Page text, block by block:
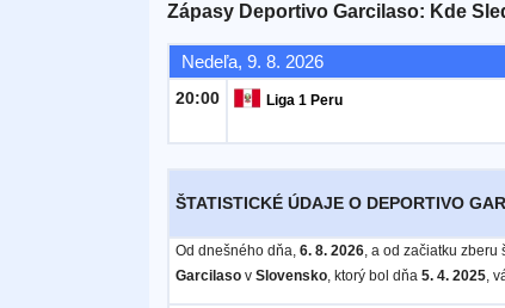
Zápasy Deportivo Garcilaso: Kde
Nedeľa, 9. 8. 2026
20:00 Liga 1 Peru
ŠTATISTICKÉ ÚDAJE O DEPORTIVO
Od dnešného dňa, 6. 8. 2026, a od začiatku zberu
Garcilasov Slovensko, ktorý bol dňa 5. 4. 2025,